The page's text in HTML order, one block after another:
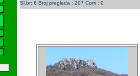
Sl.br: 6 Broj pregleda : 207 Com : 0